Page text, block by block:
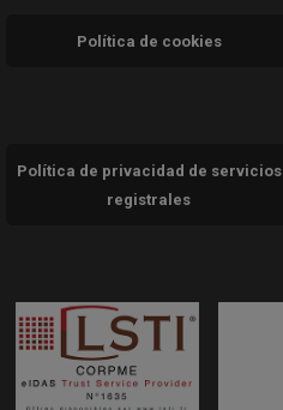
nueva)
en ventana nueva)
Política de cookies
Política de privacidad de servicios
registrales